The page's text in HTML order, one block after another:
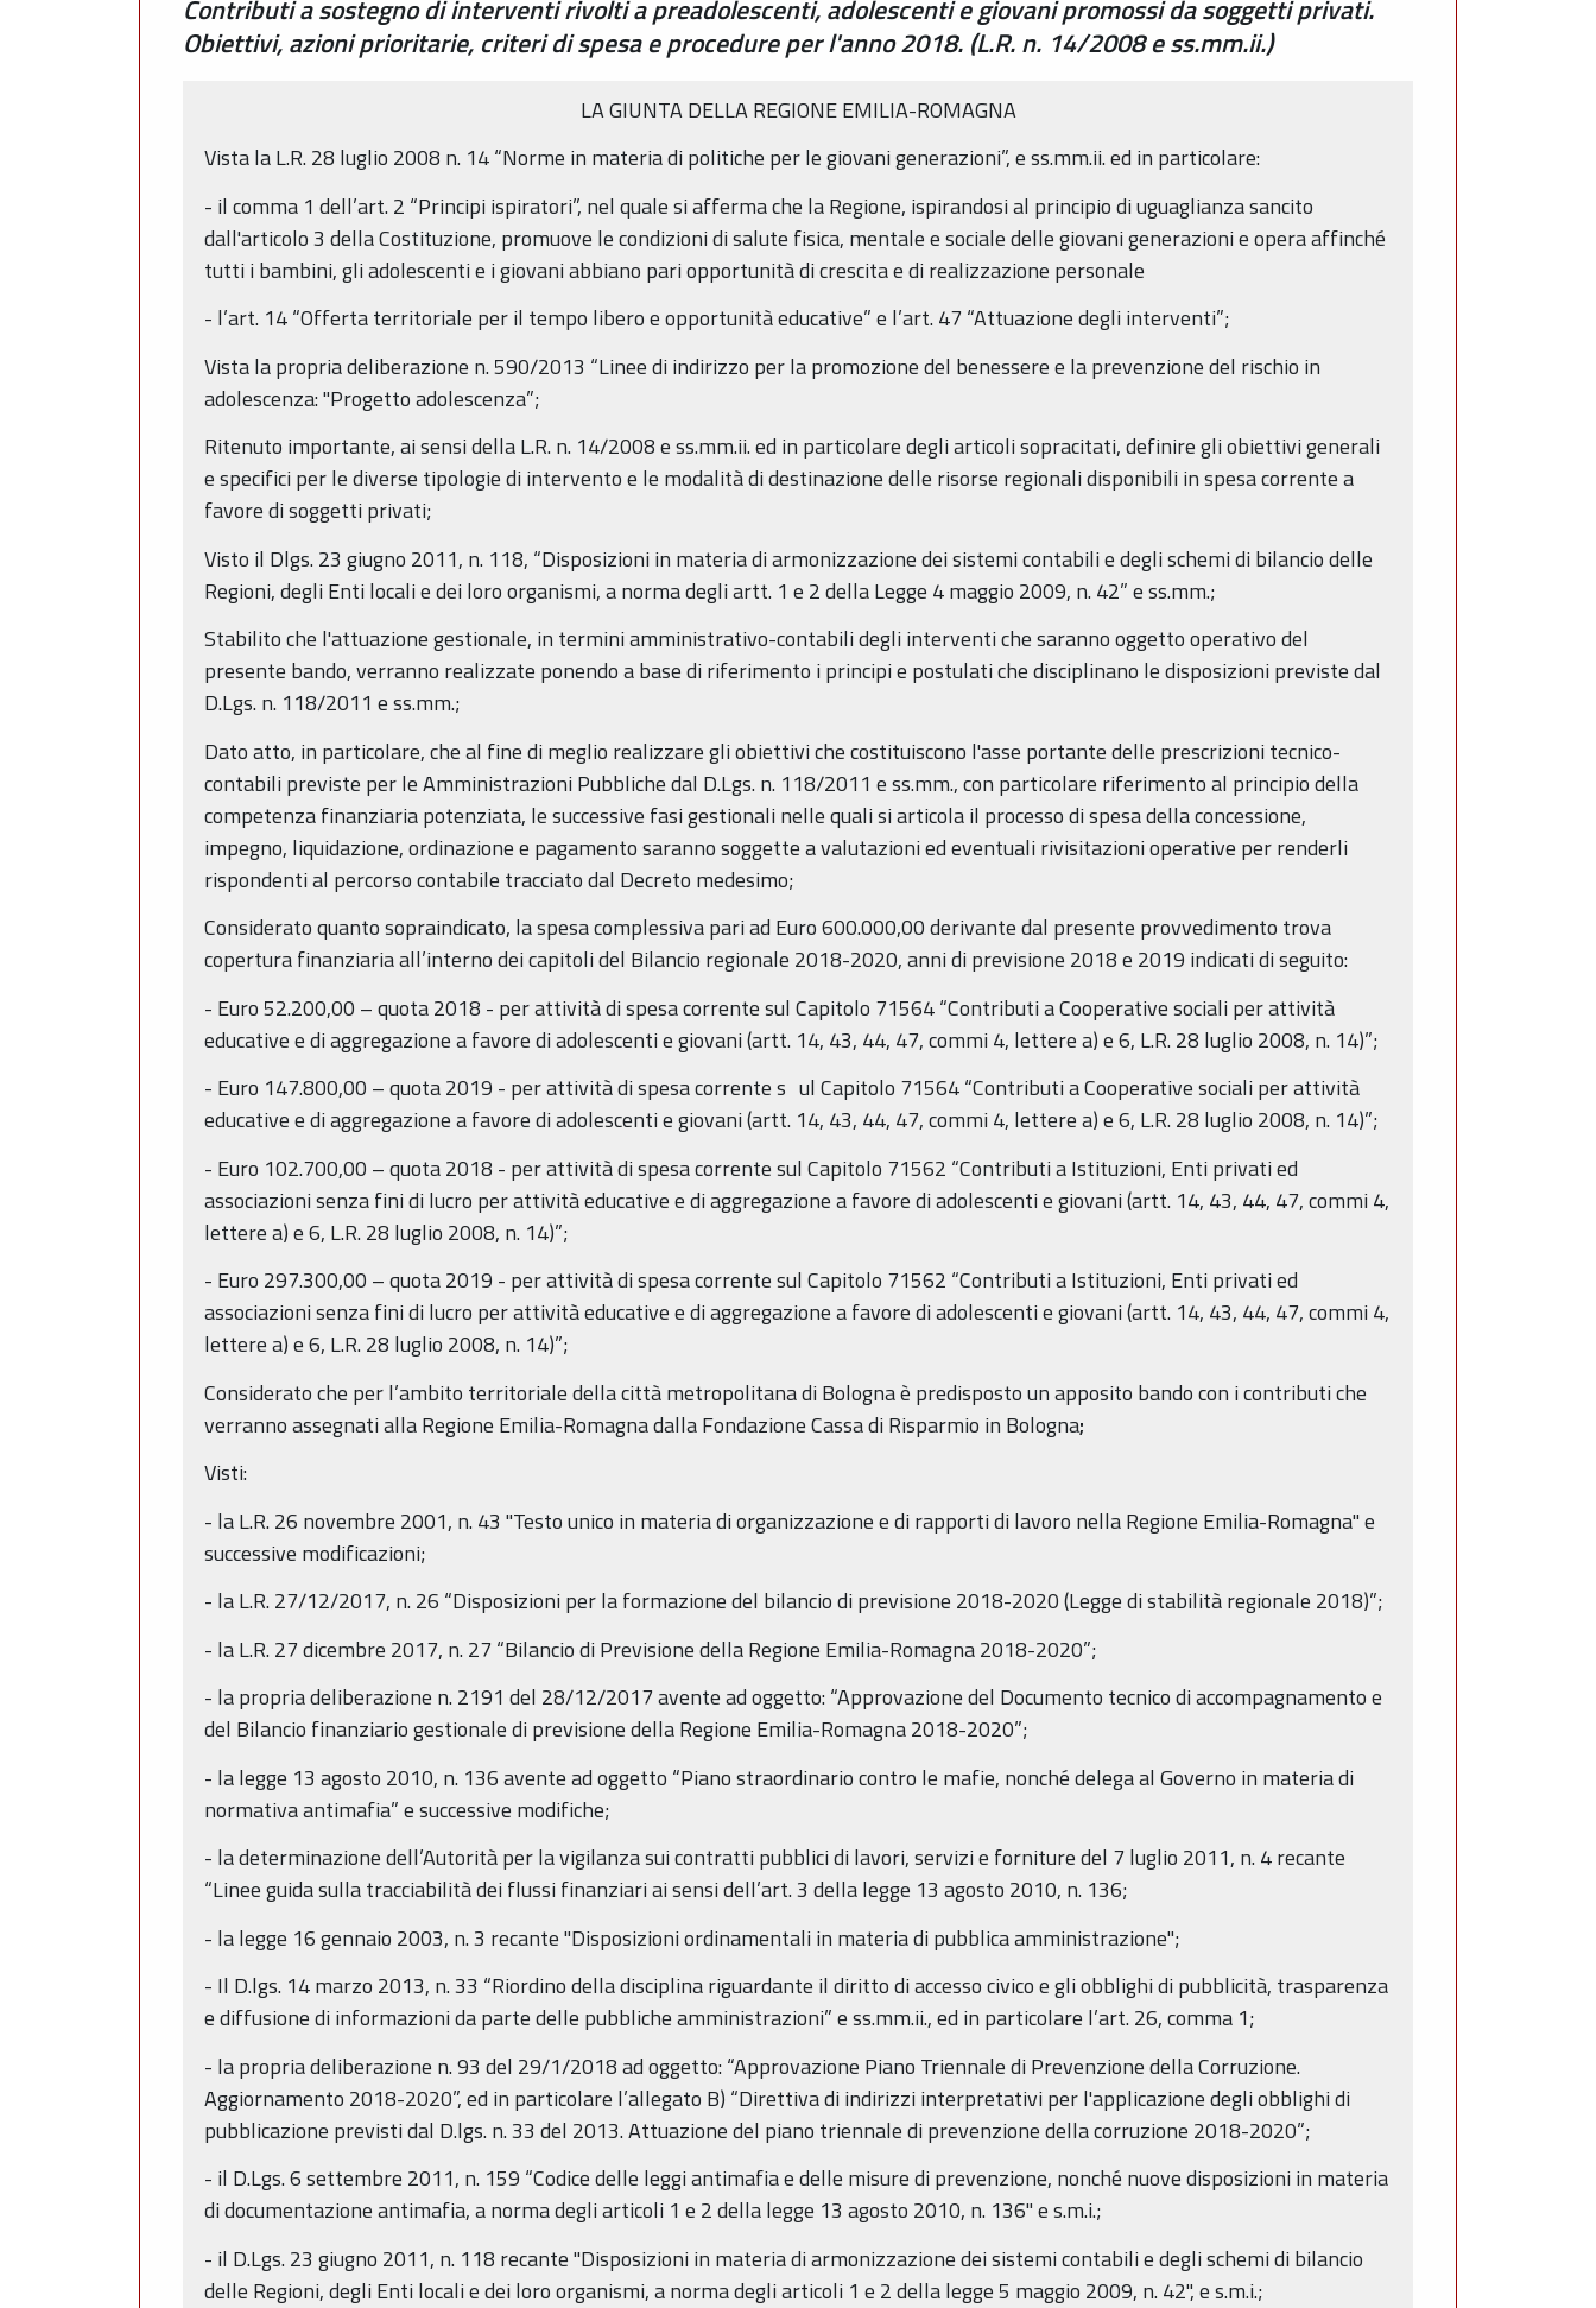
Contributi a sostegno di interventi rivolti a preadolescenti, adolescenti e giovani promossi da soggetti privati.
Obiettivi, azioni prioritarie, criteri di spesa e procedure per l'anno 2018. (L.R. n. 14/2008 e ss.mm.ii.)
LA GIUNTA DELLA REGIONE EMILIA-ROMAGNA
Vista la L.R. 28 luglio 2008 n. 14 “Norme in materia di politiche per le giovani generazioni”, e ss.mm.ii. ed in particolare:
- il comma 1 dell’art. 2 “Principi ispiratori”, nel quale si afferma che la Regione, ispirandosi al principio di uguaglianza sancito
dall'articolo 3 della Costituzione, promuove le condizioni di salute fisica, mentale e sociale delle giovani generazioni e opera affinché
tutti i bambini, gli adolescenti e i giovani abbiano pari opportunità di crescita e di realizzazione personale
- l’art. 14 “Offerta territoriale per il tempo libero e opportunità educative” e l’art. 47 “Attuazione degli interventi”;
Vista la propria deliberazione n. 590/2013 “Linee di indirizzo per la promozione del benessere e la prevenzione del rischio in
adolescenza: "Progetto adolescenza”;
Ritenuto importante, ai sensi della L.R. n. 14/2008 e ss.mm.ii. ed in particolare degli articoli sopracitati, definire gli obiettivi generali
e specifici per le diverse tipologie di intervento e le modalità di destinazione delle risorse regionali disponibili in spesa corrente a
favore di soggetti privati;
Visto il Dlgs. 23 giugno 2011, n. 118, “Disposizioni in materia di armonizzazione dei sistemi contabili e degli schemi di bilancio delle
Regioni, degli Enti locali e dei loro organismi, a norma degli artt. 1 e 2 della Legge 4 maggio 2009, n. 42” e ss.mm.;
Stabilito che l'attuazione gestionale, in termini amministrativo-contabili degli interventi che saranno oggetto operativo del
presente bando, verranno realizzate ponendo a base di riferimento i principi e postulati che disciplinano le disposizioni previste dal
D.Lgs. n. 118/2011 e ss.mm.;
Dato atto, in particolare, che al fine di meglio realizzare gli obiettivi che costituiscono l'asse portante delle prescrizioni tecnico-
contabili previste per le Amministrazioni Pubbliche dal D.Lgs. n. 118/2011 e ss.mm., con particolare riferimento al principio della
competenza finanziaria potenziata, le successive fasi gestionali nelle quali si articola il processo di spesa della concessione,
impegno, liquidazione, ordinazione e pagamento saranno soggette a valutazioni ed eventuali rivisitazioni operative per renderli
rispondenti al percorso contabile tracciato dal Decreto medesimo;
Considerato quanto sopraindicato, la spesa complessiva pari ad Euro 600.000,00 derivante dal presente provvedimento trova
copertura finanziaria all’interno dei capitoli del Bilancio regionale 2018-2020, anni di previsione 2018 e 2019 indicati di seguito:
- Euro 52.200,00 – quota 2018 - per attività di spesa corrente sul Capitolo 71564 “Contributi a Cooperative sociali per attività
educative e di aggregazione a favore di adolescenti e giovani (artt. 14, 43, 44, 47, commi 4, lettere a) e 6, L.R. 28 luglio 2008, n. 14)”;
- Euro 147.800,00 – quota 2019 - per attività di spesa corrente s ul Capitolo 71564 “Contributi a Cooperative sociali per attività
educative e di aggregazione a favore di adolescenti e giovani (artt. 14, 43, 44, 47, commi 4, lettere a) e 6, L.R. 28 luglio 2008, n. 14)”;
- Euro 102.700,00 – quota 2018 - per attività di spesa corrente sul Capitolo 71562 “Contributi a Istituzioni, Enti privati ed
associazioni senza fini di lucro per attività educative e di aggregazione a favore di adolescenti e giovani (artt. 14, 43, 44, 47, commi 4,
lettere a) e 6, L.R. 28 luglio 2008, n. 14)”;
- Euro 297.300,00 – quota 2019 - per attività di spesa corrente sul Capitolo 71562 “Contributi a Istituzioni, Enti privati ed
associazioni senza fini di lucro per attività educative e di aggregazione a favore di adolescenti e giovani (artt. 14, 43, 44, 47, commi 4,
lettere a) e 6, L.R. 28 luglio 2008, n. 14)”;
Considerato che per l’ambito territoriale della città metropolitana di Bologna è predisposto un apposito bando con i contributi che
verranno assegnati alla Regione Emilia-Romagna dalla Fondazione Cassa di Risparmio in Bologna;
Visti:
- la L.R. 26 novembre 2001, n. 43 "Testo unico in materia di organizzazione e di rapporti di lavoro nella Regione Emilia-Romagna" e
successive modificazioni;
- la L.R. 27/12/2017, n. 26 “Disposizioni per la formazione del bilancio di previsione 2018-2020 (Legge di stabilità regionale 2018)”;
- la L.R. 27 dicembre 2017, n. 27 “Bilancio di Previsione della Regione Emilia-Romagna 2018-2020”;
- la propria deliberazione n. 2191 del 28/12/2017 avente ad oggetto: “Approvazione del Documento tecnico di accompagnamento e
del Bilancio finanziario gestionale di previsione della Regione Emilia-Romagna 2018-2020”;
- la legge 13 agosto 2010, n. 136 avente ad oggetto “Piano straordinario contro le mafie, nonché delega al Governo in materia di
normativa antimafia” e successive modifiche;
- la determinazione dell’Autorità per la vigilanza sui contratti pubblici di lavori, servizi e forniture del 7 luglio 2011, n. 4 recante
“Linee guida sulla tracciabilità dei flussi finanziari ai sensi dell’art. 3 della legge 13 agosto 2010, n. 136;
- la legge 16 gennaio 2003, n. 3 recante "Disposizioni ordinamentali in materia di pubblica amministrazione";
- Il D.lgs. 14 marzo 2013, n. 33 “Riordino della disciplina riguardante il diritto di accesso civico e gli obblighi di pubblicità, trasparenza
e diffusione di informazioni da parte delle pubbliche amministrazioni” e ss.mm.ii., ed in particolare l’art. 26, comma 1;
- la propria deliberazione n. 93 del 29/1/2018 ad oggetto: “Approvazione Piano Triennale di Prevenzione della Corruzione.
Aggiornamento 2018-2020”, ed in particolare l’allegato B) “Direttiva di indirizzi interpretativi per l'applicazione degli obblighi di
pubblicazione previsti dal D.lgs. n. 33 del 2013. Attuazione del piano triennale di prevenzione della corruzione 2018-2020”;
- il D.Lgs. 6 settembre 2011, n. 159 “Codice delle leggi antimafia e delle misure di prevenzione, nonché nuove disposizioni in materia
di documentazione antimafia, a norma degli articoli 1 e 2 della legge 13 agosto 2010, n. 136" e s.m.i.;
- il D.Lgs. 23 giugno 2011, n. 118 recante "Disposizioni in materia di armonizzazione dei sistemi contabili e degli schemi di bilancio
delle Regioni, degli Enti locali e dei loro organismi, a norma degli articoli 1 e 2 della legge 5 maggio 2009, n. 42", e s.m.i.;